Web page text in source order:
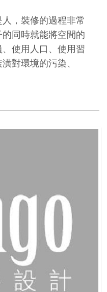
，裝修的過程非常
同時就能將空間的
使用人口、使用習
對環境的污染、